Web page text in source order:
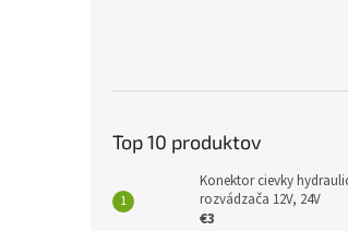
Top 10 produktov
Konektor cievky
rozvádzača 12V, 24V
€3